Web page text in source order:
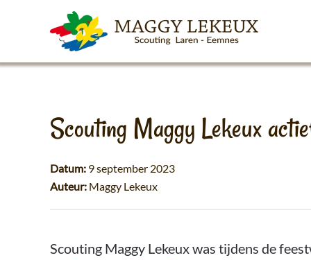
Skip to main content
Scouting Maggy Lekeux
Datum: 9 september 2023
Auteur: Maggy Lekeux
Scouting Maggy Lekeux was tijdens de